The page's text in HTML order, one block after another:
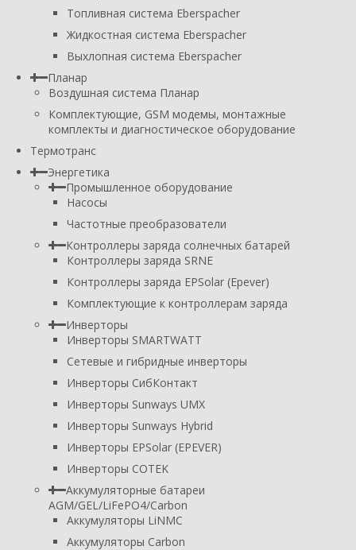
Топливная система Eberspacher
Жидкостная система Eberspacher
Выхлопная система Eberspacher
Планар
Воздушная система Планар
Комплектующие, GSM модемы, монтажные
комплекты и диагностическое оборудование
Термотранс
Энергетика
Промышленное оборудование
Насосы
Частотные преобразователи
Контроллеры заряда солнечных батарей
Контроллеры заряда SRNE
Контроллеры заряда EPSolar (Epever)
Комплектующие к контроллерам заряда
Инверторы
Инверторы SMARTWATT
Сетевые и гибридные инверторы
Инверторы СибКонтакт
Инверторы Sunways UMX
Инверторы Sunways Hybrid
Инверторы EPSolar (EPEVER)
Инверторы COTEK
Аккумуляторные батареи
AGM/GEL/LiFePO4/Carbon
Аккумуляторы LiNMC
Аккумуляторы Carbon